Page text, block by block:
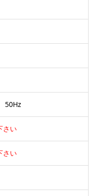
50Hz
さい
さい